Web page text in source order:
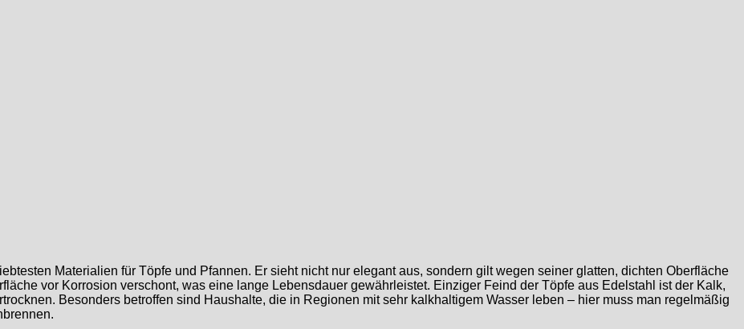
Materialien für Töpfe und Pfannen. Er sieht nicht nur elegant aus, sondern gilt wegen seiner glatten, dichten Oberfläche
vor Korrosion verschont, was eine lange Lebensdauer gewährleistet. Einziger Feind der Töpfe aus Edelstahl ist der Kalk,
Besonders betroffen sind Haushalte, die in Regionen mit sehr kalkhaltigem Wasser leben – hier muss man regelmäßig